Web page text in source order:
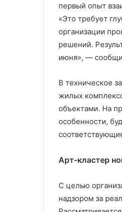
первый опыт
«Это требует
организации
решений.
июня», —
В техническое
жилых
объектами. На
особенности,
Арт-кластер
С целью
надзором за